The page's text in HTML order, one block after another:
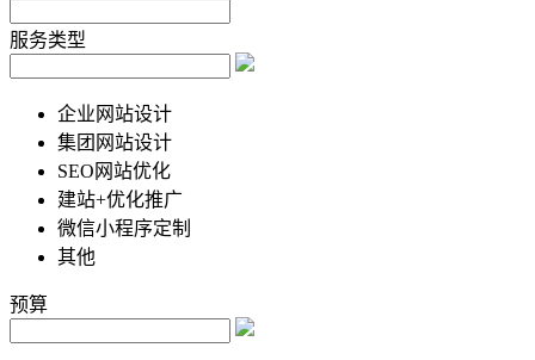
服务类型
企业网站设计
集团网站设计
SEO网站优化
建站+优化推广
微信小程序定制
其他
预算